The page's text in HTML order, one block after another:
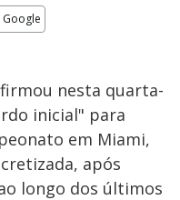
nesta quarta-
inicial" para
em Miami,
após
longo dos últimos